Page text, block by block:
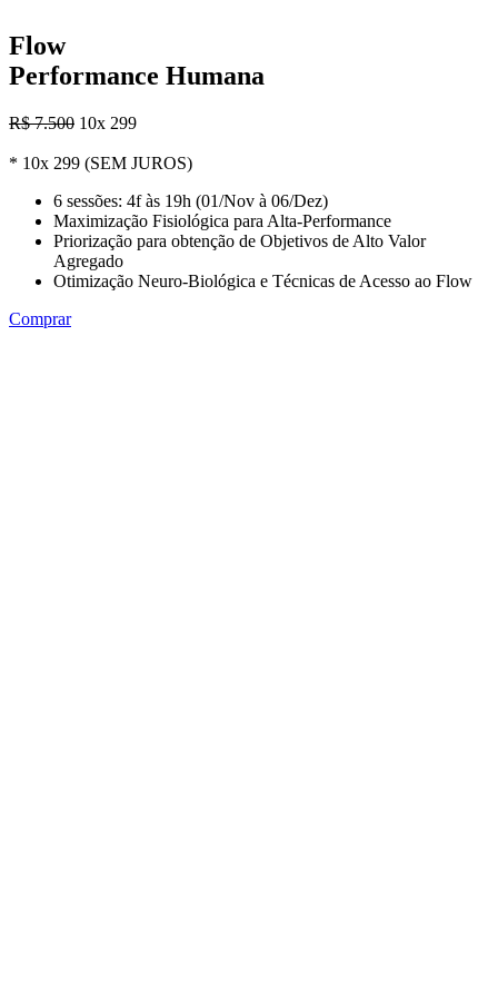
Flow
Performance Humana
R$ 7.500 10x 299
* 10x 299 (SEM JUROS)
6 sessões: 4f às 19h (01/Nov à 06/Dez)
Maximização Fisiológica para Alta-Performance
Priorização para obtenção de Objetivos de Alto Valor
Agregado
Otimização Neuro-Biológica e Técnicas de Acesso ao Flow
Comprar